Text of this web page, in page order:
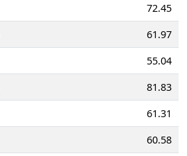
72.45
61.97
55.04
81.83
61.31
60.58